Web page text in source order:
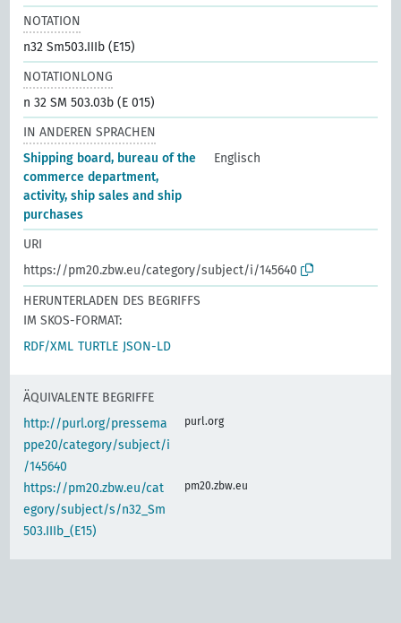
NOTATION
n32 Sm503.IIIb (E15)
NOTATIONLONG
n 32 SM 503.03b (E 015)
IN ANDEREN SPRACHEN
Shipping board, bureau of the
commerce department,
activity, ship sales and ship
purchases
Englisch
URI
https://pm20.zbw.eu/category/subject/i/145640
HERUNTERLADEN DES BEGRIFFS
IM SKOS-FORMAT:
RDF/XML TURTLE JSON-LD
ÄQUIVALENTE BEGRIFFE
http://purl.org/pressema
ppe20/category/subject/i
/145640
purl.org
https://pm20.zbw.eu/cat
egory/subject/s/n32_Sm
503.IIIb_(E15)
pm20.zbw.eu